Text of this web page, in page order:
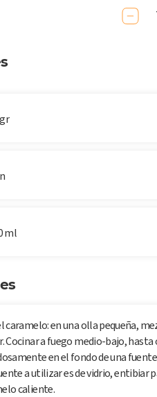
ml
caramelo: en una olla pequeña,
Cocinar a fuego medio-bajo,
en el fondo de una
a utilizar es de vidrio, entibiar
caliente.